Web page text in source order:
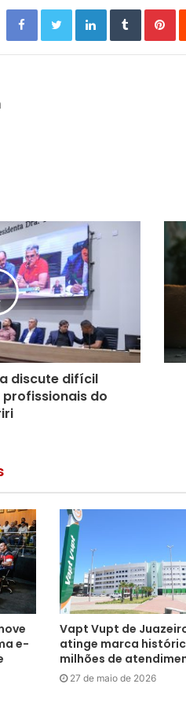
Facebook Twitter Linkedin Tumblr Pinterest
discute difícil
do
e-
Vapt Vupt de
atinge marca
milhões de
27 de maio de 2026